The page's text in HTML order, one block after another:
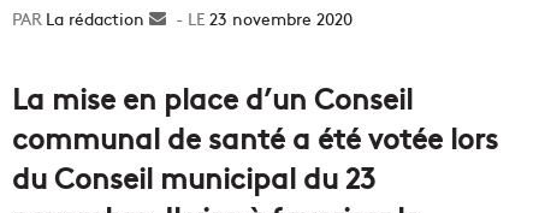
La rédaction
Envoyer23 novembre 2020
La mise en place d’un Conseil
communal de santé a été votée lors
du Conseil municipal du 23